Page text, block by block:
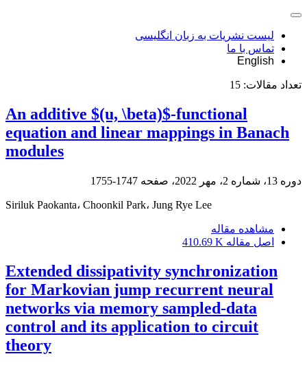
لیست نشریات به زبان انگلیسی
تماس با ما
English
تعداد مقالات: 15
An additive $(u, \beta)$-functional
equation and linear mappings in Banach
modules
دوره 13، شماره 2، مهر 2022، صفحه 1747-1755
Siriluk Paokanta، Choonkil Park، Jung Rye Lee
مشاهده مقاله
اصل مقاله 410.69 K
Extended dissipativity synchronization
for Markovian jump recurrent neural
networks via memory sampled-data
control and its application to circuit
theory